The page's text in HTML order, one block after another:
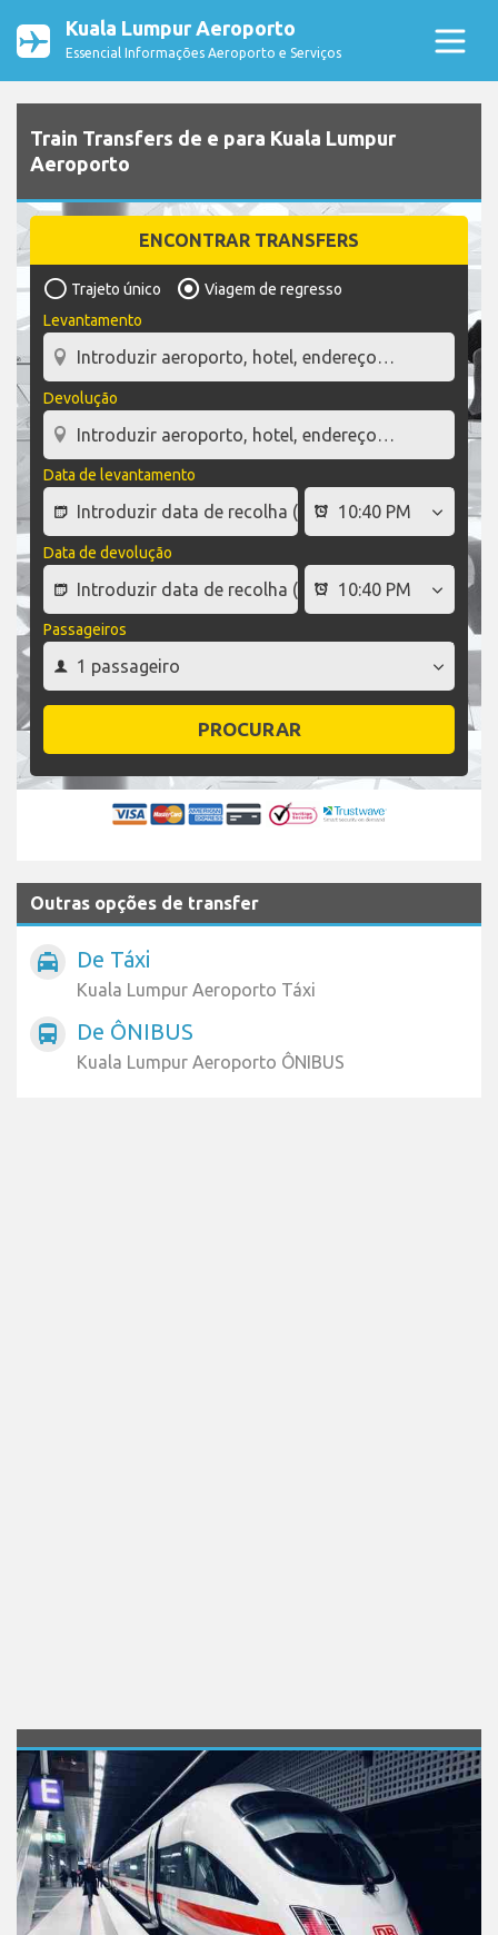
Kuala Lumpur Aeroporto
Essencial Informações Aeroporto e Serviços
Train Transfers de e para Kuala Lumpur
Aeroporto
ENCONTRAR TRANSFERS
Trajeto único
Viagem de regresso
Levantamento
Devolução
Data de levantamento
Data de devolução
Passageiros
PROCURAR
Outras opções de transfer
local_taxi De Táxi
Kuala Lumpur Aeroporto Táxi
directions_bus De ÔNIBUS
Kuala Lumpur Aeroporto ÔNIBUS